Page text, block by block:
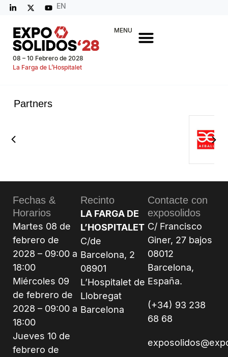
EN
08 – 10 Febrero de 2028
La Farga de L’Hospitalet
MENU
Partners
Fechas &
Horarios
Martes 08 de
febrero de
2028 – 09:00 a
18:00
Miércoles 09
de febrero de
2028 – 09:00 a
18:00
Jueves 10 de
febrero de
Recinto
LA FARGA DE
L’HOSPITALET
C/de
Barcelona, 2
08901
L’Hospitalet de
Llobregat
Barcelona
Contacte con
exposolidos
C/ Francisco
Giner, 27 bajos
08012
Barcelona,
España.
(+34) 93 238
68 68